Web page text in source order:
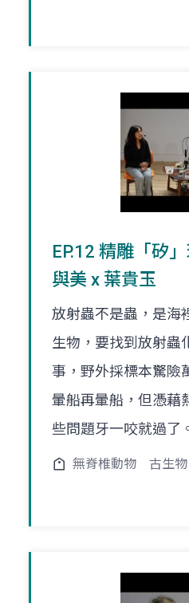
EP.12 精雕「矽
與美 x 葉貴玉
放射蟲不是蟲，是海
生物，要找到放射蟲
事，野外採標本驚險
暈船再暈船，但憑藉
些問題牙一咬就過了
無脊椎動物 古生物